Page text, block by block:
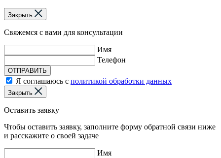
Закрыть
Свяжемся с вами для консультации
Имя
Телефон
ОТПРАВИТЬ
Я соглашаюсь с политикой обработки данных
Закрыть
Оставить заявку
Чтобы оставить заявку, заполните форму обратной связи ниже
и расскажите о своей задаче
Имя